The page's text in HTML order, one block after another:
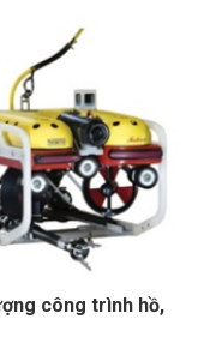
công trình hồ,